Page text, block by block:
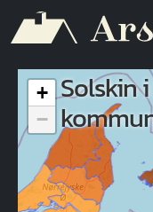
Solskin
+
−